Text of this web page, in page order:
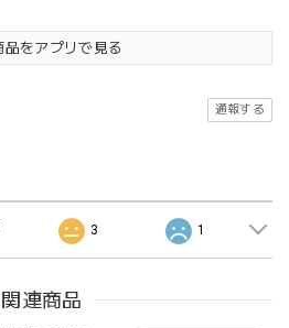
品をアプリで見る
通報する
3 1
関連商品